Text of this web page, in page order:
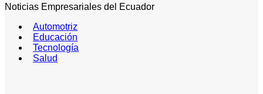
Noticias Empresariales del Ecuador
Automotriz
Educación
Tecnología
Salud